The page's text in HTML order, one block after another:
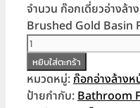
จำนวน ก๊อกเดี่ยวอ่างล้า
Brushed Gold Basin
หยิบใส่ตะกร้า
หมวดหมู่:ก๊อกอ่างล้าง
ป้ายกำกับ:Bathroom